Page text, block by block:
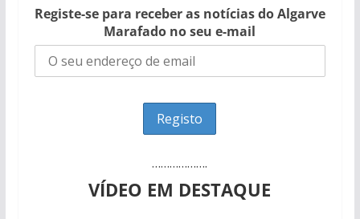
Registe-se para receber as notícias do Algarve
Marafado no seu e-mail
……………….
VÍDEO EM DESTAQUE